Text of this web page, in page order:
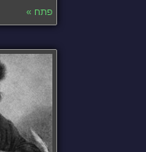
פתח »